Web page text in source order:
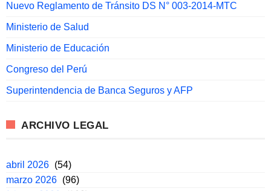
Nuevo Reglamento de Tránsito DS N° 003-2014-MTC
Ministerio de Salud
Ministerio de Educación
Congreso del Perú
Superintendencia de Banca Seguros y AFP
ARCHIVO LEGAL
abril 2026 (54)
marzo 2026 (96)